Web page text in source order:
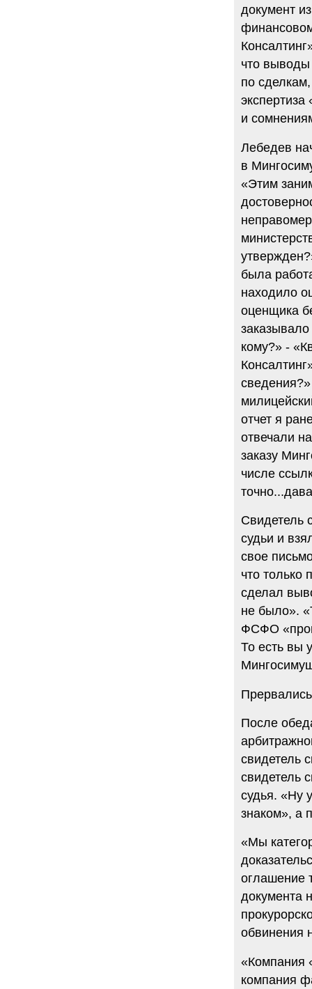
документ
что выводы
по
экспертиза
и
Лебедев
в
«Этим
была
находило
оценщика
кому?» -
отчет я
отвечали
заказу
числе
Свидетель
судьи и
свое
что только
сделал
не было».
ФСФО
То есть вы
После
свидетель
свидетель
судья. «Ну
знаком», а
«Мы
оглашение
документа
обвинения
«Компания
компания